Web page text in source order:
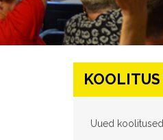
KOOLITUS
Uued koolitused